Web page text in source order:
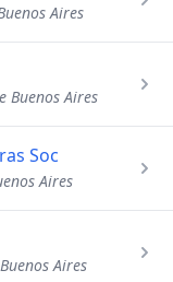
Aires
Buenos Aires
Soc
Aires
Aires